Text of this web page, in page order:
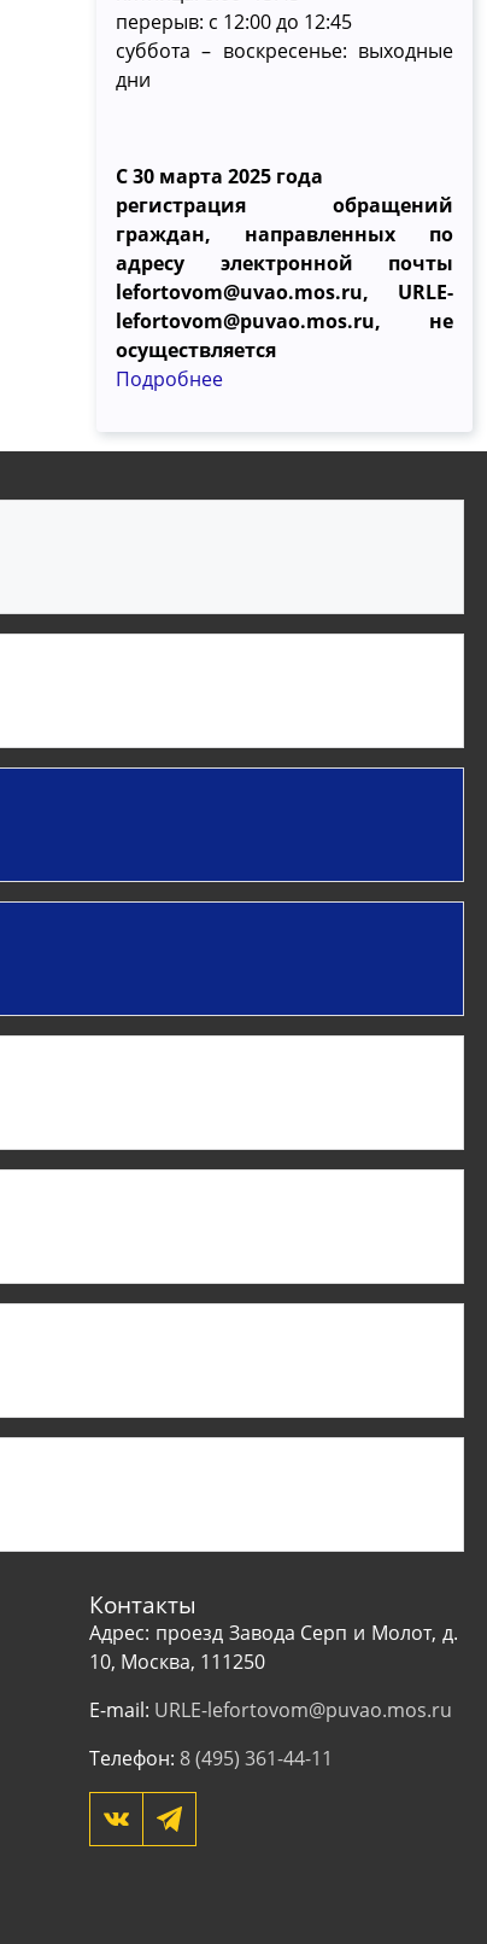
перерыв: с 12:00 до 12:45
суббота – воскресенье: выходные
дни
С 30 марта 2025 года
регистрация обращений
граждан, направленных по
адресу электронной почты
lefortovom@uvao.mos.ru, URLE-
lefortovom@puvao.mos.ru, не
осуществляется
Подробнее
Контакты
Адрес: проезд Завода Серп и Молот, д.
10, Москва, 111250
E-mail: URLE-lefortovom@puvao.mos.ru
Телефон: 8 (495) 361-44-11